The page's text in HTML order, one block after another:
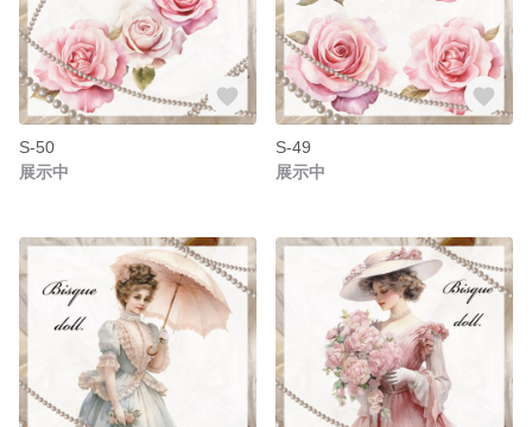
S-50
展示中
S-49
展示中